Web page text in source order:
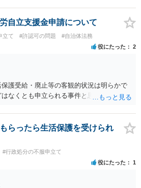
個別のご相談を希望される場合は，希望す
日程調整の上で面談を行うと良いでしょ
自立支援金申請について
立て #許認可の問題 #自治体法務
役にたった 2
護受給・廃止等の客観的状況は明らかで
なくとも申立られる事件と思います。
らったら生活保護を受けられ
#行政処分の不服申立て
役にたった 1